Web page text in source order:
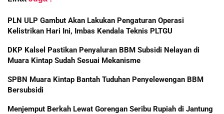
PLN ULP Gambut Akan Lakukan Pengaturan Operasi
Kelistrikan Hari Ini, Imbas Kendala Teknis PLTGU
DKP Kalsel Pastikan Penyaluran BBM Subsidi Nelayan di
Muara Kintap Sudah Sesuai Mekanisme
SPBN Muara Kintap Bantah Tuduhan Penyelewengan BBM
Bersubsidi
Menjemput Berkah Lewat Gorengan Seribu Rupiah di Jantung